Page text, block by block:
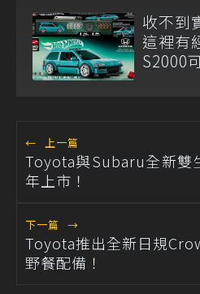
收不到
這裡有
S2000
← 上一篇
Toyota與Subaru全新雙
年上市！
下一篇 →
Toyota推出全新日規
野餐配備！